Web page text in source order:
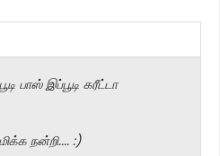
பாஸ் இப்பூடி கரீட்டா
நன்றி.... :)